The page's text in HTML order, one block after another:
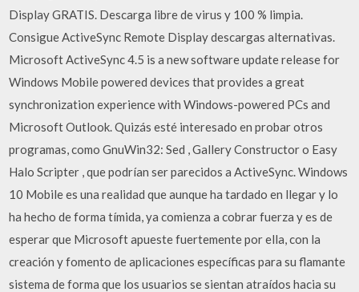
Display GRATIS. Descarga libre de virus y 100 % limpia.
Consigue ActiveSync Remote Display descargas alternativas.
Microsoft ActiveSync 4.5 is a new software update release for
Windows Mobile powered devices that provides a great
synchronization experience with Windows-powered PCs and
Microsoft Outlook. Quizás esté interesado en probar otros
programas, como GnuWin32: Sed , Gallery Constructor o Easy
Halo Scripter , que podrían ser parecidos a ActiveSync. Windows
10 Mobile es una realidad que aunque ha tardado en llegar y lo
ha hecho de forma tímida, ya comienza a cobrar fuerza y es de
esperar que Microsoft apueste fuertemente por ella, con la
creación y fomento de aplicaciones específicas para su flamante
sistema de forma que los usuarios se sientan atraídos hacia su